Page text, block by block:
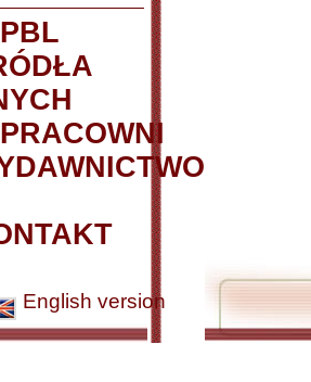
English version